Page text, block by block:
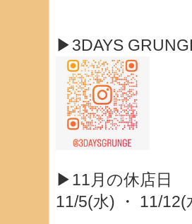
▶3DAYS
▶11月の休店日
11/5(水) ・ 11/